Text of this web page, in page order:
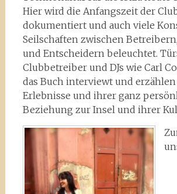
Hier wird die Anfangszeit der
dokumentiert und auch viele
Seilschaften zwischen
und Entscheidern beleuchtet.
Clubbetreiber und DJs wie Carl
das Buch interviewt und
Erlebnisse und ihrer ganz
Beziehung zur Insel und ihrer